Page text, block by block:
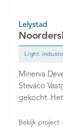
Lelystad
Light
Minerva
Stevaco
gekocht.
Bekijk project